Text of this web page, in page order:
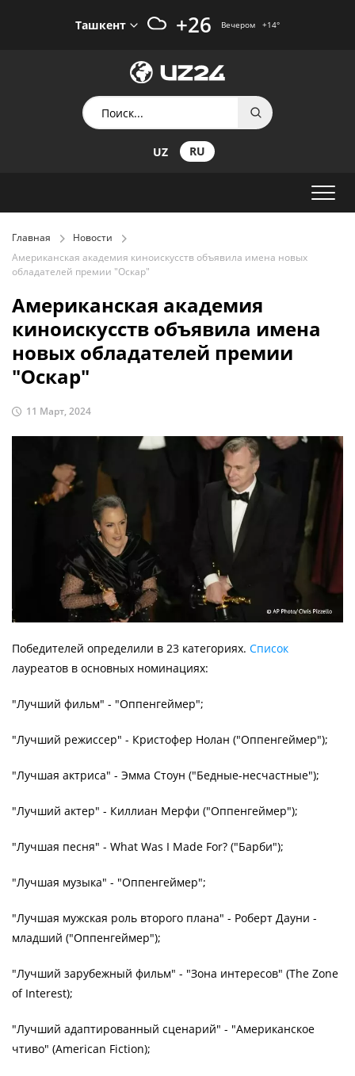
Ташкент +26 Вечером +14°
UZ RU
Главная
Новости
Американская академия киноискусств объявила имена новых
обладателей премии "Оскар"
Американская академия
киноискусств объявила имена
новых обладателей премии
"Оскар"
11 Март, 2024
Победителей определили в 23 категориях. Список
лауреатов в основных номинациях:
"Лучший фильм" - "Оппенгеймер";
"Лучший режиссер" - Кристофер Нолан ("Оппенгеймер");
"Лучшая актриса" - Эмма Стоун ("Бедные-несчастные");
"Лучший актер" - Киллиан Мерфи ("Оппенгеймер");
"Лучшая песня" - What Was I Made For? ("Барби");
"Лучшая музыка" - "Оппенгеймер";
"Лучшая мужская роль второго плана" - Роберт Дауни -
младший ("Оппенгеймер");
"Лучший зарубежный фильм" - "Зона интересов" (The Zone
of Interest);
"Лучший адаптированный сценарий" - "Американское
чтиво" (American Fiction);